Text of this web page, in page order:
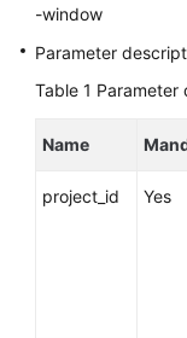
API
Reference
SDK
-window
Parameter
Table 1 Parameter
Name
project_id Yes